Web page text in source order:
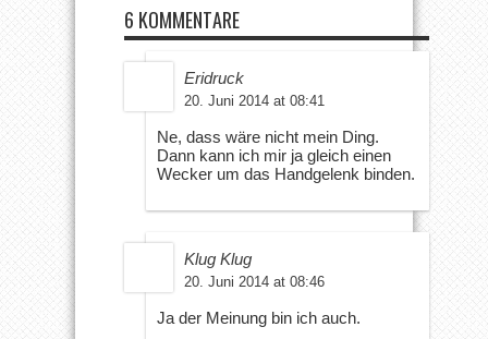
6 KOMMENTARE
Eridruck
20. Juni 2014 at 08:41
Ne, dass wäre nicht mein Ding.
Dann kann ich mir ja gleich einen
Wecker um das Handgelenk binden.
Klug Klug
20. Juni 2014 at 08:46
Ja der Meinung bin ich auch.